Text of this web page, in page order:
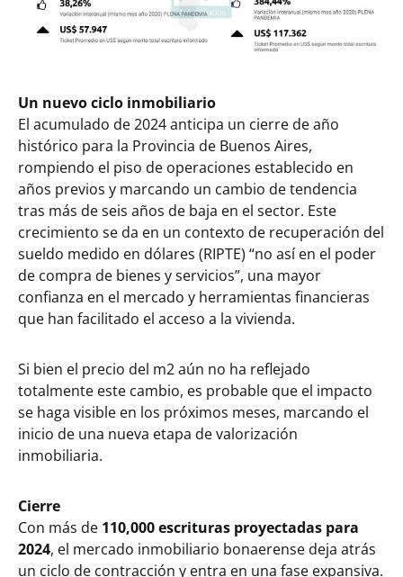
Un nuevo ciclo inmobiliario
El acumulado de 2024 anticipa un cierre de año
histórico para la Provincia de Buenos Aires,
rompiendo el piso de operaciones establecido en
años previos y marcando un cambio de tendencia
tras más de seis años de baja en el sector. Este
crecimiento se da en un contexto de recuperación del
sueldo medido en dólares (RIPTE) “no así en el poder
de compra de bienes y servicios”, una mayor
confianza en el mercado y herramientas financieras
que han facilitado el acceso a la vivienda.
Si bien el precio del m2 aún no ha reflejado
totalmente este cambio, es probable que el impacto
se haga visible en los próximos meses, marcando el
inicio de una nueva etapa de valorización
inmobiliaria.
Cierre
Con más de 110,000 escrituras proyectadas para
2024, el mercado inmobiliario bonaerense deja atrás
un ciclo de contracción y entra en una fase expansiva.